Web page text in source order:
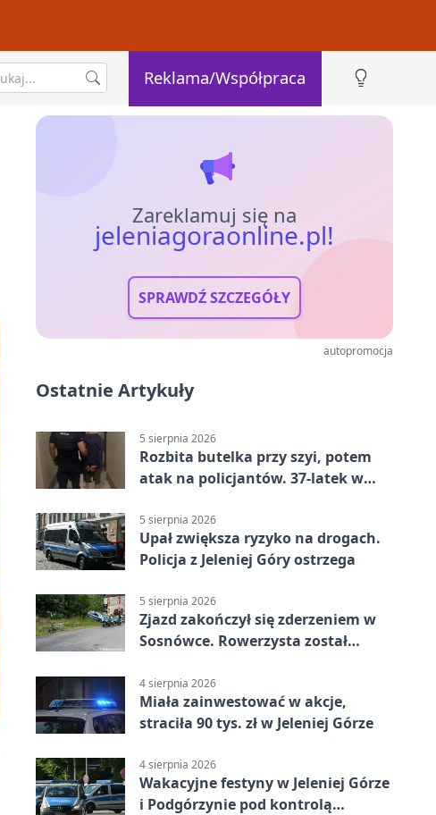
Reklama/Współpraca
Zareklamuj się na
jeleniagoraonline.pl!
SPRAWDŹ SZCZEGÓŁY
autopromocja
Ostatnie Artykuły
5 sierpnia 2026
Rozbita butelka przy szyi, potem
atak na policjantów. 37-latek w
5 sierpnia 2026
Upał zwiększa ryzyko na drogach.
Policja z Jeleniej Góry ostrzega
5 sierpnia 2026
Zjazd zakończył się zderzeniem w
Sosnówce. Rowerzysta został
4 sierpnia 2026
Miała zainwestować w akcje,
straciła 90 tys. zł w Jeleniej Górze
4 sierpnia 2026
Wakacyjne festyny w Jeleniej Górze
i Podgórzynie pod kontrolą